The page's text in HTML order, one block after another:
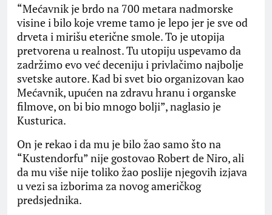
“Mećavnik je brdo na 700 metara nadmorske
visine i bilo koje vreme tamo je lepo jer je sve od
drveta i mirišu eterične smole. To je utopija
pretvorena u realnost. Tu utopiju uspevamo da
zadržimo evo već deceniju i privlačimo najbolje
svetske autore. Kad bi svet bio organizovan kao
Mećavnik, upućen na zdravu hranu i organske
filmove, on bi bio mnogo bolji”, naglasio je
Kusturica.
On je rekao i da mu je bilo žao samo što na
“Kustendorfu” nije gostovao Robert de Niro, ali
da mu više nije toliko žao poslije njegovih izjava
u vezi sa izborima za novog američkog
predsjednika.